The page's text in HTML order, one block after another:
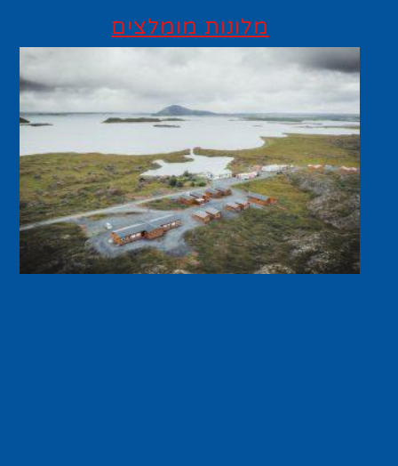
מלונות מומלצים